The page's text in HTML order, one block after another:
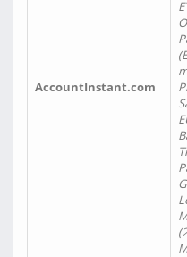
AccountInstant.com